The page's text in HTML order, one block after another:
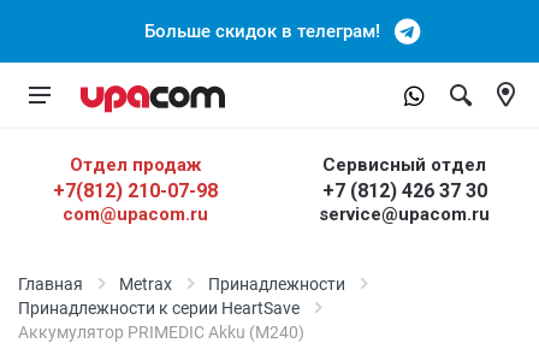
Больше скидок в телеграм!
Отдел продаж
+7(812) 210-07-98
com@upacom.ru
Сервисный отдел
+7 (812) 426 37 30
service@upacom.ru
Главная Metrax
Принадлежности
Принадлежности к серии HeartSave
Аккумулятор PRIMEDIC Akku (M240)